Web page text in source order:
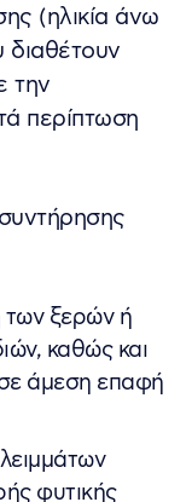
(ηλικία άνω
την
περίπτωση
των ξερών ή
καθώς και
άμεση επαφή
φυτικής